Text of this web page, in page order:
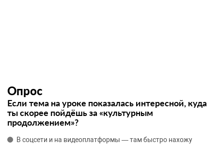
Опрос
Если тема на уроке показалась интересной, куда
ты скорее пойдёшь за «культурным
продолжением»?
В соцсети и на видеоплатформы — там быстро нахожу